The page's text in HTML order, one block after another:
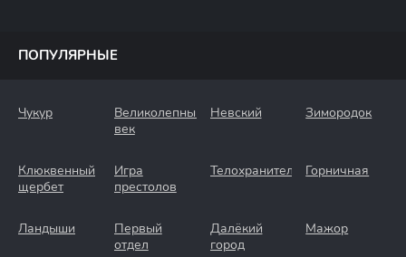
ПОПУЛЯРНЫЕ
Чукур
Великолепный
век
Невский Зимородок
Клюквенный
щербет
Игра
престолов
Телохранители Горничная
Ландыши
Первый
отдел
Далёкий
город
Мажор